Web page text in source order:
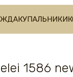
КУПАЛЬНИКИ
1586